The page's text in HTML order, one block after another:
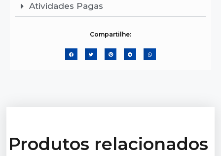
Atividades Pagas
Compartilhe:
Produtos relacionados